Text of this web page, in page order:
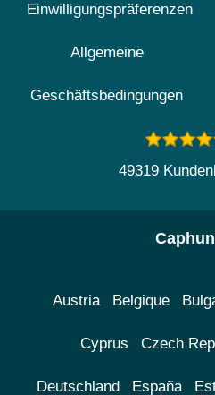
Einwilligungspräferenzen
Allgemeine
Geschäftsbedingungen
49319
Austria Belgique
Cyprus Czech
Deutschland España